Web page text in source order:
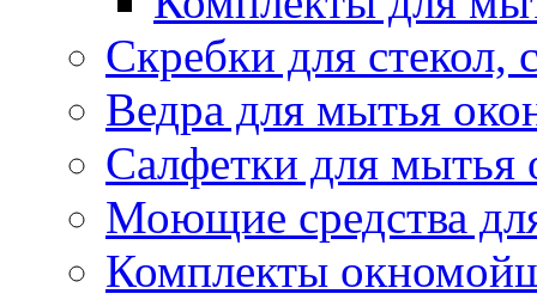
Скребки для стекол,
Ведра для мытья
Салфетки для мытья
Моющие средства
Комплекты